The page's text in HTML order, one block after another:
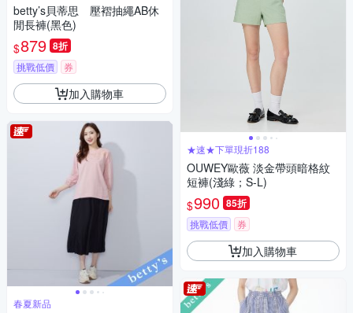
betty’s貝蒂思 壓褶抽繩AB休
閒長褲(黑色)
$879 8折
挑戰低價 券
加入購物車
春夏新品
★速★下單現折188
OUWEY歐薇 淡金帶頭暗格紋
短褲(淺綠；S-L)
$990 85折
挑戰低價 券
加入購物車